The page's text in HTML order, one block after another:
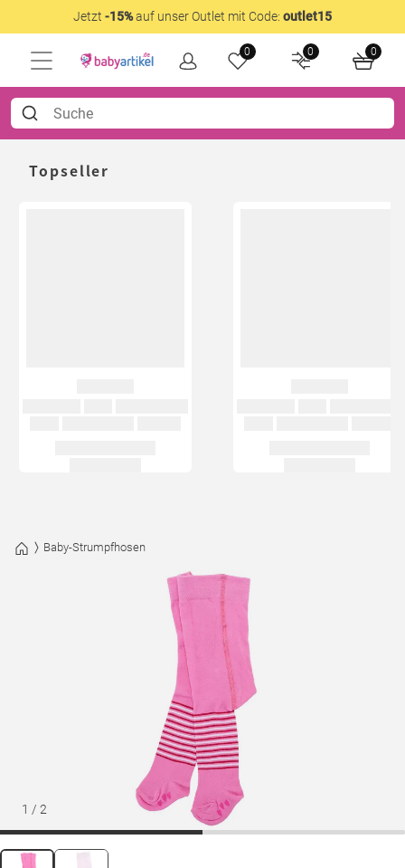
Jetzt -15%auf unser Outlet mit Code: outlet15
0 0 0
Topseller
Baby-Strumpfhosen
1 / 2